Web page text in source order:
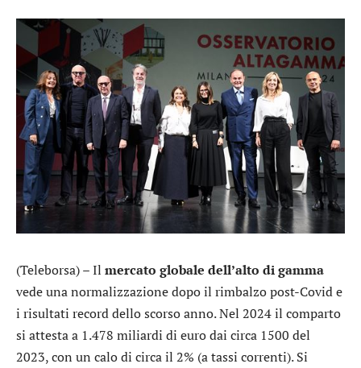
(Teleborsa) – Il mercato globale dell’alto di gamma
vede una normalizzazione dopo il rimbalzo post-Covid e
i risultati record dello scorso anno. Nel 2024 il comparto
si attesta a 1.478 miliardi di euro dai circa 1500 del
2023, con un calo di circa il 2% (a tassi correnti). Si